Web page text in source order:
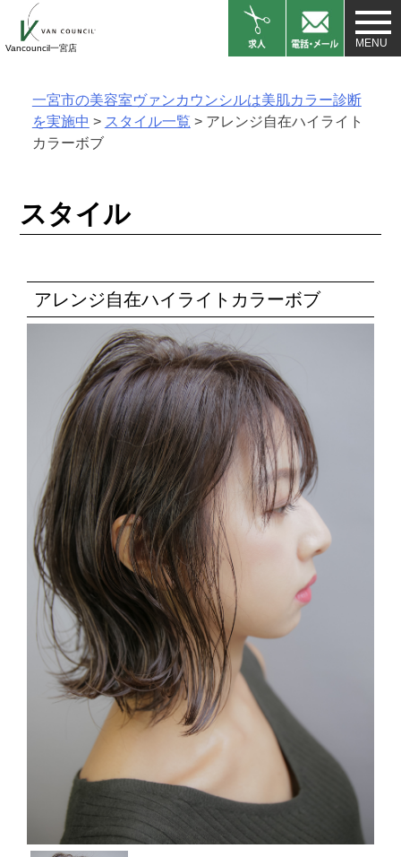
content
Vancouncil一宮店
一宮市の美容室ヴァンカウンシルは美肌カラー診断
を実施中 > スタイル一覧 > アレンジ自在ハイライト
カラーボブ
スタイル
アレンジ自在ハイライトカラーボブ